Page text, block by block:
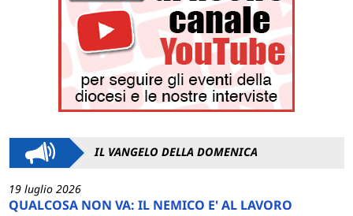
IL VANGELO DELLA DOMENICA
19 luglio 2026
QUALCOSA NON VA: IL NEMICO E' AL LAVORO